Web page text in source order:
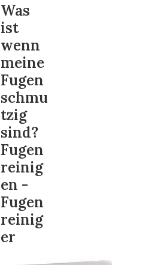
Was
ist
wenn
meine
Fugen
schmu
tzig
sind?
Fugen
reinig
en -
Fugen
reinig
er